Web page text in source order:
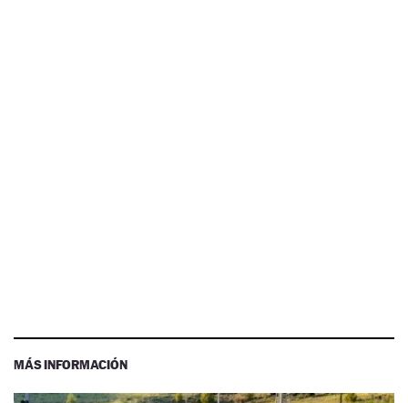
MÁS INFORMACIÓN